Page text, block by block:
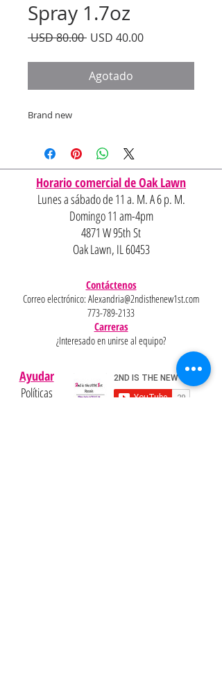
Spray 1.7oz
USD 80.00 Precio
USD 40.00Precio
Agotado
Brand new
Horario comercial de Oak Lawn
Lunes a sábado de 11 a. M. A 6 p. M.
Domingo 11 am-4pm
4871 W 95th St
Oak Lawn, IL 60453
Contáctenos
Correo electrónico: Alexandria@2ndisthenew1st.com
773-789-2133
Carreras
¿Interesado en unirse al equipo?
Ayudar
Políticas